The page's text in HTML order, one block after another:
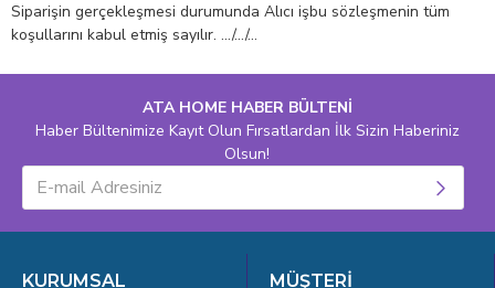
Siparişin gerçekleşmesi durumunda Alıcı işbu sözleşmenin tüm
koşullarını kabul etmiş sayılır. …/…/…
ATA HOME HABER BÜLTENİ
Haber Bültenimize Kayıt Olun Fırsatlardan İlk Sizin Haberiniz
Olsun!
KURUMSAL
MÜŞTERİ